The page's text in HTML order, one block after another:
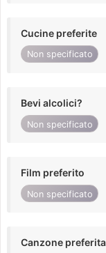
Cucine preferite
Non specificato
Bevi alcolici?
Non specificato
Film preferito
Non specificato
Canzone preferita